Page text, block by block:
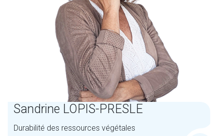
Sandrine LOPIS-PRESLE
Durabilité des ressources végétales